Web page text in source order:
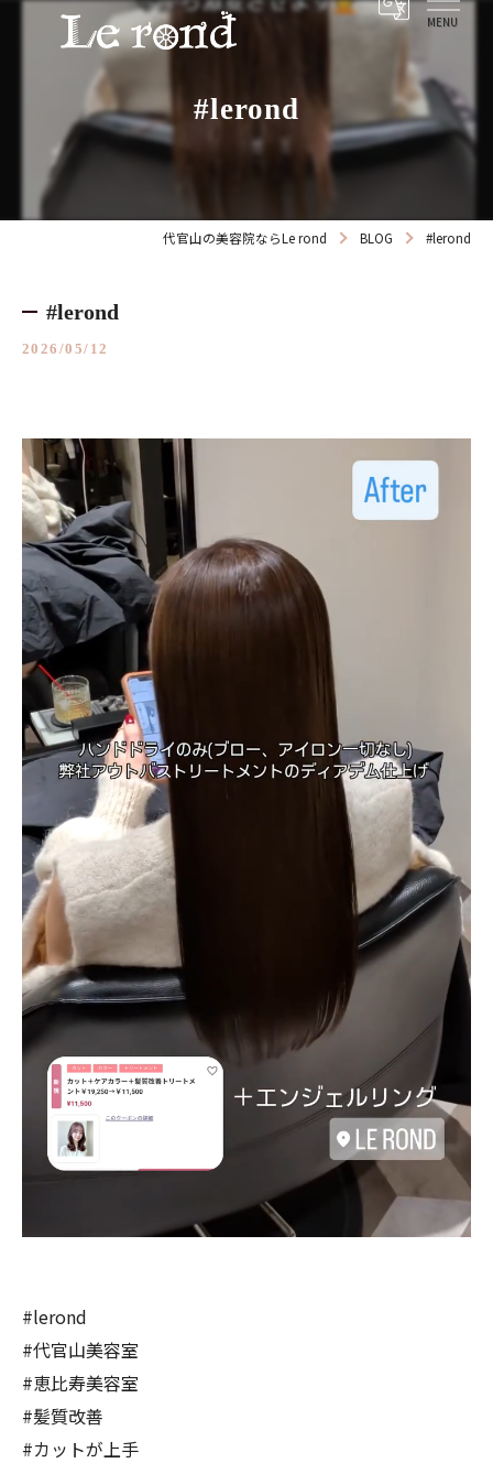
#lerond
代官山の美容院ならLe rond BLOG #lerond
#lerond
2026/05/12
#lerond
#代官山美容室
#恵比寿美容室
#髪質改善
#カットが上手